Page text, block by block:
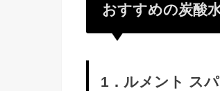
おすすめの炭酸
1．ルメント ス